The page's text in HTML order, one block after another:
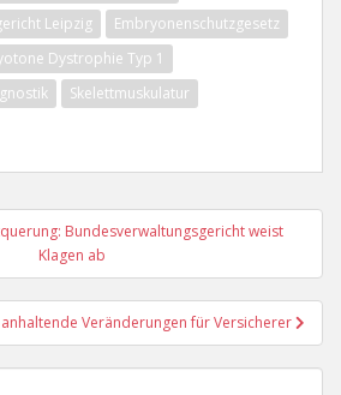
Leipzig
Embryonenschutzgesetz
Dystrophie Typ 1
Skelettmuskulatur
Bundesverwaltungsgericht weist
Klagen ab
Veränderungen für Versicherer